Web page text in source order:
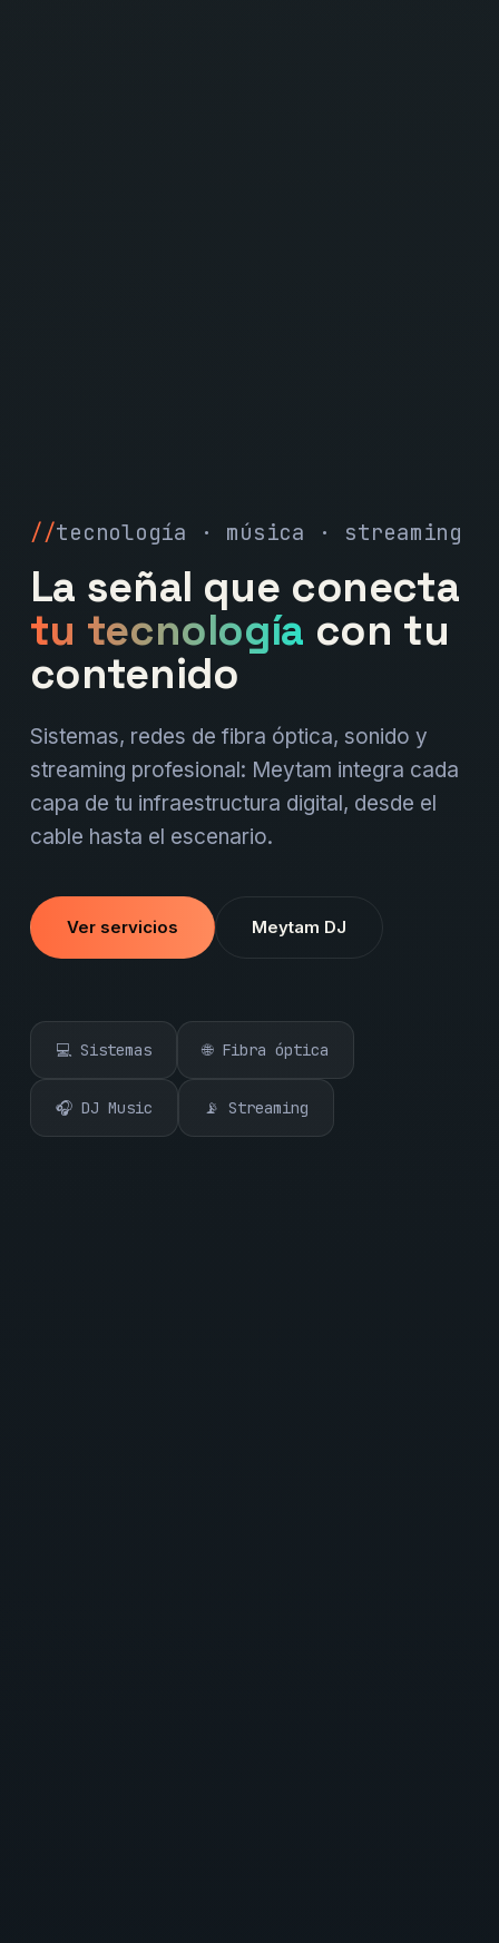
tecnología · música · streaming
La señal que conecta
tu tecnología con tu
contenido
Sistemas, redes de fibra óptica, sonido y
streaming profesional: Meytam integra cada
capa de tu infraestructura digital, desde el
cable hasta el escenario.
Ver servicios Meytam DJ
💻 Sistemas 🌐 Fibra óptica
🎧 DJ Music 📡 Streaming